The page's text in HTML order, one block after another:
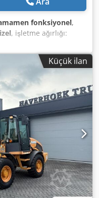
fonksiyonel,
, işletme ağırlığı:
, Technically in good
Küçük ilan